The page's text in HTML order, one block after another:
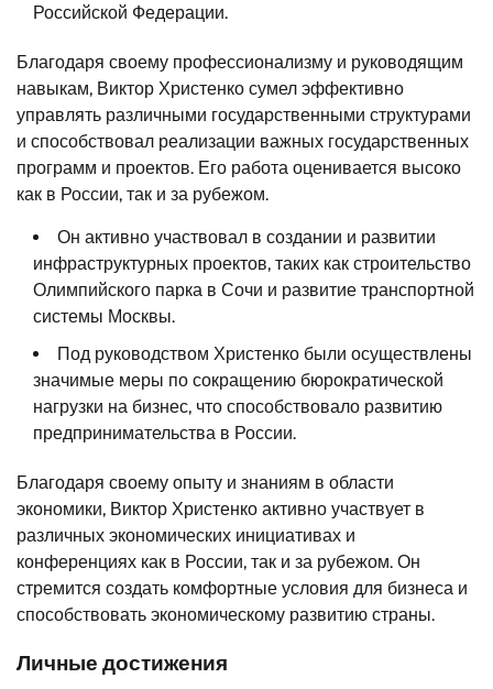
Российской Федерации.
Благодаря своему профессионализму и руководящим
навыкам, Виктор Христенко сумел эффективно
управлять различными государственными структурами
и способствовал реализации важных государственных
программ и проектов. Его работа оценивается высоко
как в России, так и за рубежом.
Он активно участвовал в создании и развитии
инфраструктурных проектов, таких как строительство
Олимпийского парка в Сочи и развитие транспортной
системы Москвы.
Под руководством Христенко были осуществлены
значимые меры по сокращению бюрократической
нагрузки на бизнес, что способствовало развитию
предпринимательства в России.
Благодаря своему опыту и знаниям в области
экономики, Виктор Христенко активно участвует в
различных экономических инициативах и
конференциях как в России, так и за рубежом. Он
стремится создать комфортные условия для бизнеса и
способствовать экономическому развитию страны.
Личные достижения